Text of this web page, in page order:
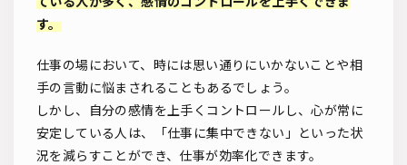
す。
仕事の場において、時には思い通りにいかないことや相
手の言動に悩まされることもあるでしょう。
しかし、自分の感情を上手くコントロールし、心が常に
安定している人は、「仕事に集中できない」といった状
況を減らすことができ、仕事が効率化できます。